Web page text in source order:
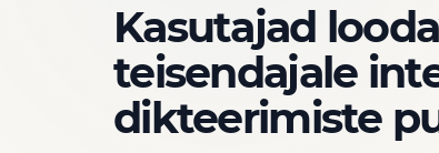
Kasutajad
teisendajale
dikteerimiste